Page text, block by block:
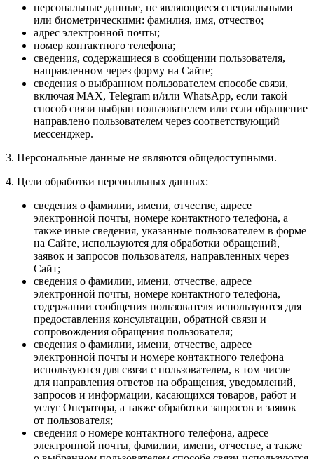
персональные данные, не являющиеся специальными
или биометрическими: фамилия, имя, отчество;
адрес электронной почты;
номер контактного телефона;
сведения, содержащиеся в сообщении пользователя,
направленном через форму на Сайте;
сведения о выбранном пользователем способе связи,
включая MAX, Telegram и/или WhatsApp, если такой
способ связи выбран пользователем или если обращение
направлено пользователем через соответствующий
мессенджер.
3. Персональные данные не являются общедоступными.
4. Цели обработки персональных данных:
сведения о фамилии, имени, отчестве, адресе
электронной почты, номере контактного телефона, а
также иные сведения, указанные пользователем в форме
на Сайте, используются для обработки обращений,
заявок и запросов пользователя, направленных через
Сайт;
сведения о фамилии, имени, отчестве, адресе
электронной почты, номере контактного телефона,
содержании сообщения пользователя используются для
предоставления консультации, обратной связи и
сопровождения обращения пользователя;
сведения о фамилии, имени, отчестве, адресе
электронной почты и номере контактного телефона
используются для связи с пользователем, в том числе
для направления ответов на обращения, уведомлений,
запросов и информации, касающихся товаров, работ и
услуг Оператора, а также обработки запросов и заявок
от пользователя;
сведения о номере контактного телефона, адресе
электронной почты, фамилии, имени, отчестве, а также